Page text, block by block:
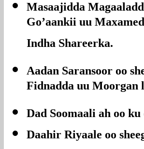
Masaajidda
Go’aankii uu
Indha Shareerka.
Aadan Saransoor oo
Fidnadda uu Moorgan
Dad Soomaali ah oo
Daahir Riyaale oo